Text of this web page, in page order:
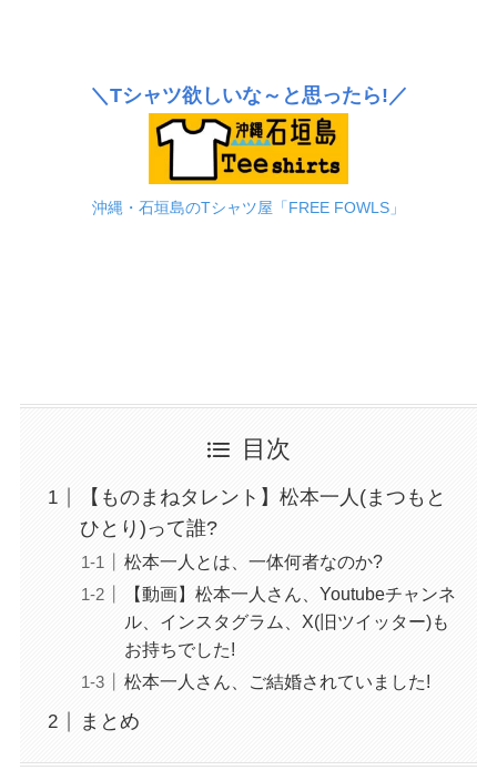
＼Tシャツ欲しいな～と思ったら!／
沖縄・石垣島のTシャツ屋「FREE FOWLS」
目次
【ものまねタレント】松本一人(まつもと
ひとり)って誰?
松本一人とは、一体何者なのか?
【動画】松本一人さん、Youtubeチャンネ
ル、インスタグラム、X(旧ツイッター)も
お持ちでした!
松本一人さん、ご結婚されていました!
まとめ